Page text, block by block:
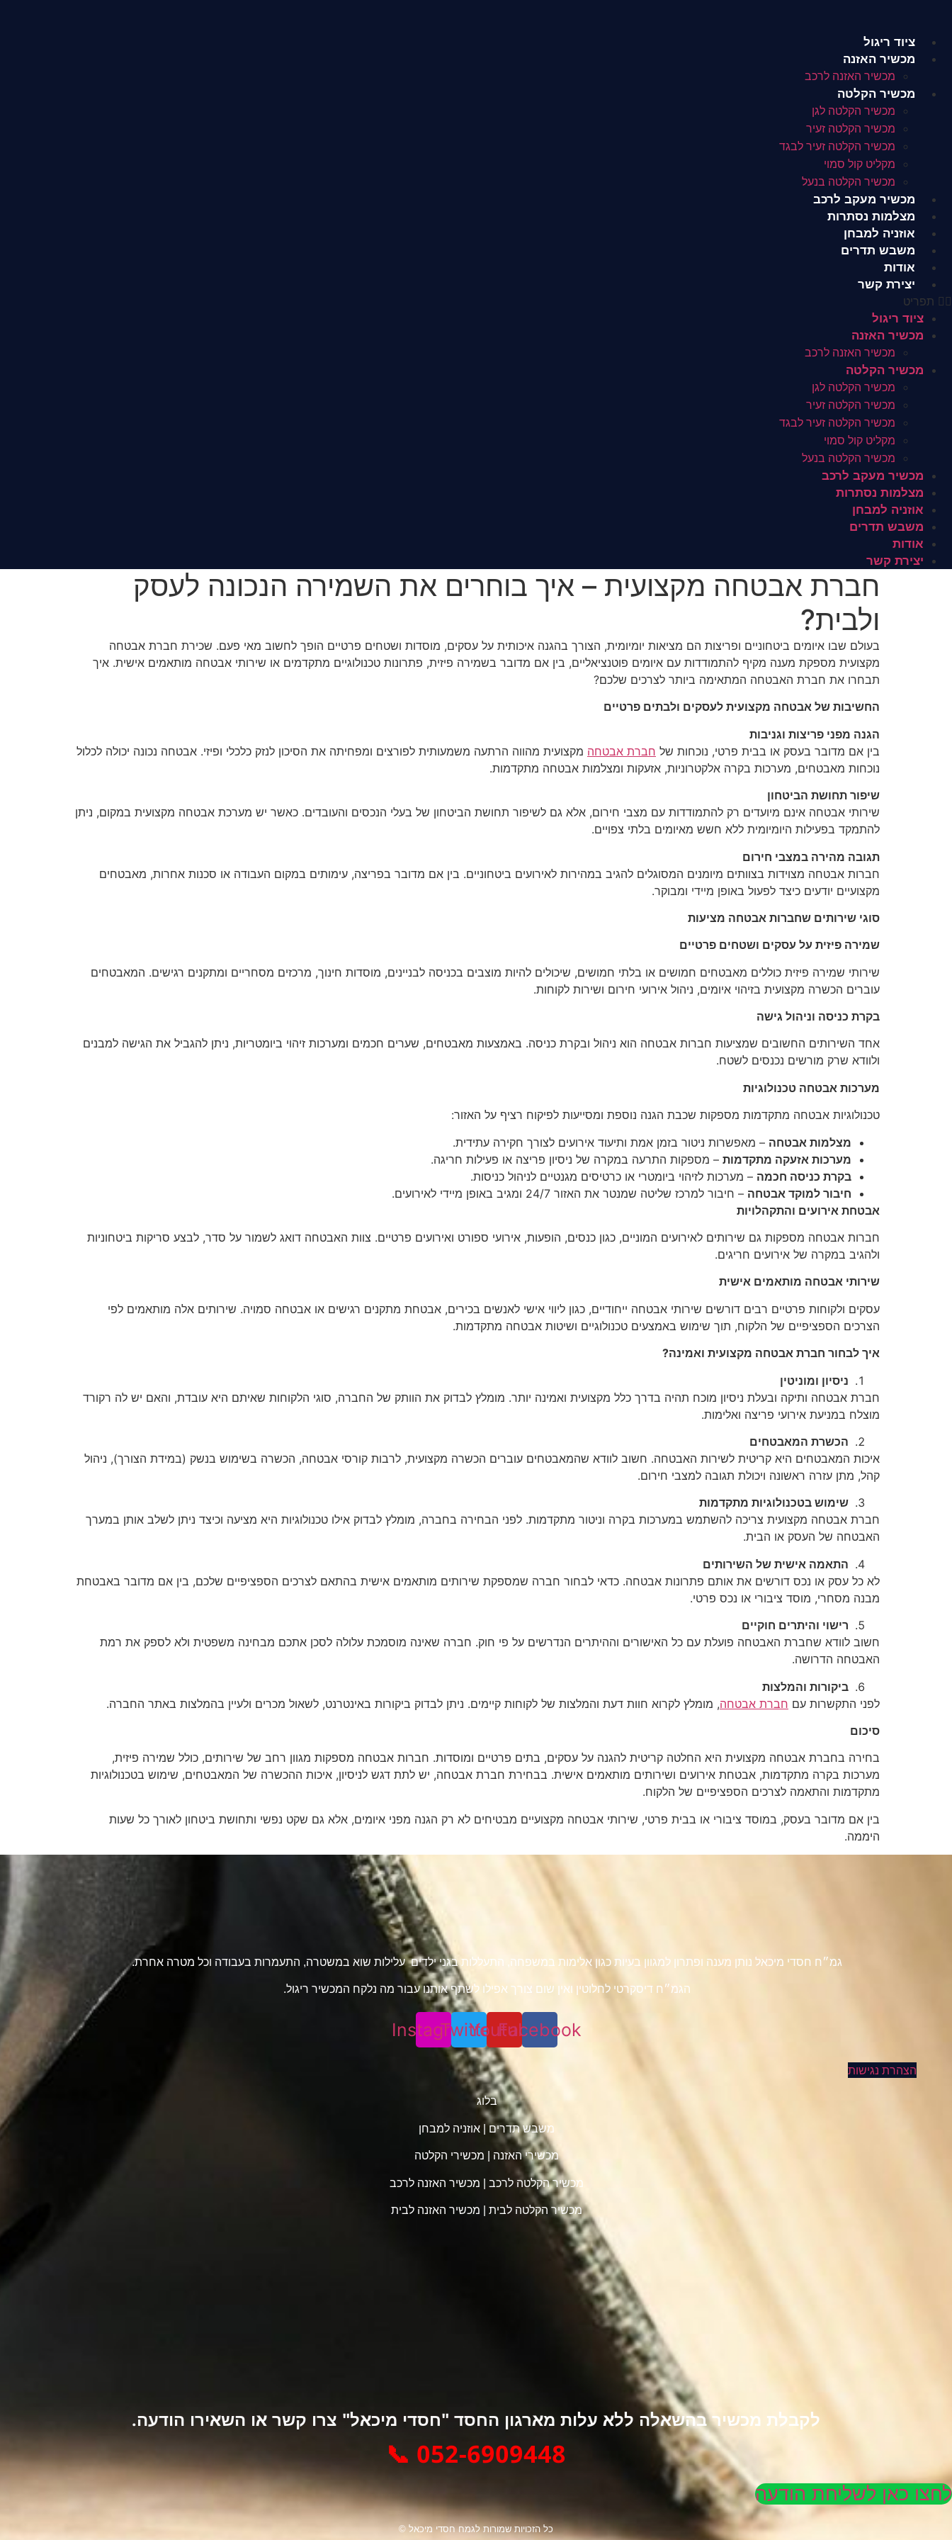
ציוד ריגול
מכשיר האזנה
מכשיר האזנה לרכב
מכשיר הקלטה
מכשיר הקלטה לגן
מכשיר הקלטה זעיר
מכשיר הקלטה זעיר לבגד
מקליט קול סמוי
מכשיר הקלטה בנעל
מכשיר מעקב לרכב
מצלמות נסתרות
אוזניה למבחן
משבש תדרים
אודות
יצירת קשר
תפריט
ציוד ריגול
מכשיר האזנה
מכשיר האזנה לרכב
מכשיר הקלטה
מכשיר הקלטה לגן
מכשיר הקלטה זעיר
מכשיר הקלטה זעיר לבגד
מקליט קול סמוי
מכשיר הקלטה בנעל
מכשיר מעקב לרכב
מצלמות נסתרות
אוזניה למבחן
משבש תדרים
אודות
יצירת קשר
חברת אבטחה מקצועית – איך בוחרים את השמירה הנכונה לעסק
ולבית?
בעולם שבו איומים ביטחוניים ופריצות הם מציאות יומיומית, הצורך בהגנה איכותית על עסקים, מוסדות ושטחים פרטיים הופך לחשוב מאי פעם. שכירת חברת אבטחה
מקצועית מספקת מענה מקיף להתמודדות עם איומים פוטנציאליים, בין אם מדובר בשמירה פיזית, פתרונות טכנולוגיים מתקדמים או שירותי אבטחה מותאמים אישית. איך
תבחרו את חברת האבטחה המתאימה ביותר לצרכים שלכם?
החשיבות של אבטחה מקצועית לעסקים ולבתים פרטיים
הגנה מפני פריצות וגניבות
בין אם מדובר בעסק או בבית פרטי, נוכחות של חברת אבטחה מקצועית מהווה הרתעה משמעותית לפורצים ומפחיתה את הסיכון לנזק כלכלי ופיזי. אבטחה נכונה יכולה לכלול
נוכחות מאבטחים, מערכות בקרה אלקטרוניות, אזעקות ומצלמות אבטחה מתקדמות.
שיפור תחושת הביטחון
שירותי אבטחה אינם מיועדים רק להתמודדות עם מצבי חירום, אלא גם לשיפור תחושת הביטחון של בעלי הנכסים והעובדים. כאשר יש מערכת אבטחה מקצועית במקום, ניתן
להתמקד בפעילות היומיומית ללא חשש מאיומים בלתי צפויים.
תגובה מהירה במצבי חירום
חברות אבטחה מצוידות בצוותים מיומנים המסוגלים להגיב במהירות לאירועים ביטחוניים. בין אם מדובר בפריצה, עימותים במקום העבודה או סכנות אחרות, מאבטחים
מקצועיים יודעים כיצד לפעול באופן מיידי ומבוקר.
סוגי שירותים שחברות אבטחה מציעות
שמירה פיזית על עסקים ושטחים פרטיים
שירותי שמירה פיזית כוללים מאבטחים חמושים או בלתי חמושים, שיכולים להיות מוצבים בכניסה לבניינים, מוסדות חינוך, מרכזים מסחריים ומתקנים רגישים. המאבטחים
עוברים הכשרה מקצועית בזיהוי איומים, ניהול אירועי חירום ושירות לקוחות.
בקרת כניסה וניהול גישה
אחד השירותים החשובים שמציעות חברות אבטחה הוא ניהול ובקרת כניסה. באמצעות מאבטחים, שערים חכמים ומערכות זיהוי ביומטריות, ניתן להגביל את הגישה למבנים
ולוודא שרק מורשים נכנסים לשטח.
מערכות אבטחה טכנולוגיות
טכנולוגיות אבטחה מתקדמות מספקות שכבת הגנה נוספת ומסייעות לפיקוח רציף על האזור:
מצלמות אבטחה – מאפשרות ניטור בזמן אמת ותיעוד אירועים לצורך חקירה עתידית.
מערכות אזעקה מתקדמות – מספקות התרעה במקרה של ניסיון פריצה או פעילות חריגה.
בקרת כניסה חכמה – מערכות לזיהוי ביומטרי או כרטיסים מגנטיים לניהול כניסות.
חיבור למוקד אבטחה – חיבור למרכז שליטה שמנטר את האזור 24/7 ומגיב באופן מיידי לאירועים.
אבטחת אירועים והתקהלויות
חברות אבטחה מספקות גם שירותים לאירועים המוניים, כגון כנסים, הופעות, אירועי ספורט ואירועים פרטיים. צוות האבטחה דואג לשמור על סדר, לבצע סריקות ביטחוניות
ולהגיב במקרה של אירועים חריגים.
שירותי אבטחה מותאמים אישית
עסקים ולקוחות פרטיים רבים דורשים שירותי אבטחה ייחודיים, כגון ליווי אישי לאנשים בכירים, אבטחת מתקנים רגישים או אבטחה סמויה. שירותים אלה מותאמים לפי
הצרכים הספציפיים של הלקוח, תוך שימוש באמצעים טכנולוגיים ושיטות אבטחה מתקדמות.
איך לבחור חברת אבטחה מקצועית ואמינה?
ניסיון ומוניטין
חברת אבטחה ותיקה ובעלת ניסיון מוכח תהיה בדרך כלל מקצועית ואמינה יותר. מומלץ לבדוק את הוותק של החברה, סוגי הלקוחות שאיתם היא עובדת, והאם יש לה רקורד
מוצלח במניעת אירועי פריצה ואלימות.
הכשרת המאבטחים
איכות המאבטחים היא קריטית לשירות האבטחה. חשוב לוודא שהמאבטחים עוברים הכשרה מקצועית, לרבות קורסי אבטחה, הכשרה בשימוש בנשק (במידת הצורך), ניהול
קהל, מתן עזרה ראשונה ויכולת תגובה למצבי חירום.
שימוש בטכנולוגיות מתקדמות
חברת אבטחה מקצועית צריכה להשתמש במערכות בקרה וניטור מתקדמות. לפני הבחירה בחברה, מומלץ לבדוק אילו טכנולוגיות היא מציעה וכיצד ניתן לשלב אותן במערך
האבטחה של העסק או הבית.
התאמה אישית של השירותים
לא כל עסק או נכס דורשים את אותם פתרונות אבטחה. כדאי לבחור חברה שמספקת שירותים מותאמים אישית בהתאם לצרכים הספציפיים שלכם, בין אם מדובר באבטחת
מבנה מסחרי, מוסד ציבורי או נכס פרטי.
רישוי והיתרים חוקיים
חשוב לוודא שחברת האבטחה פועלת עם כל האישורים וההיתרים הנדרשים על פי חוק. חברה שאינה מוסמכת עלולה לסכן אתכם מבחינה משפטית ולא לספק את רמת
האבטחה הדרושה.
ביקורות והמלצות
לפני התקשרות עם חברת אבטחה, מומלץ לקרוא חוות דעת והמלצות של לקוחות קיימים. ניתן לבדוק ביקורות באינטרנט, לשאול מכרים ולעיין בהמלצות באתר החברה.
סיכום
בחירה בחברת אבטחה מקצועית היא החלטה קריטית להגנה על עסקים, בתים פרטיים ומוסדות. חברות אבטחה מספקות מגוון רחב של שירותים, כולל שמירה פיזית,
מערכות בקרה מתקדמות, אבטחת אירועים ושירותים מותאמים אישית. בבחירת חברת אבטחה, יש לתת דגש לניסיון, איכות ההכשרה של המאבטחים, שימוש בטכנולוגיות
מתקדמות והתאמה לצרכים הספציפיים של הלקוח.
בין אם מדובר בעסק, במוסד ציבורי או בבית פרטי, שירותי אבטחה מקצועיים מבטיחים לא רק הגנה מפני איומים, אלא גם שקט נפשי ותחושת ביטחון לאורך כל שעות
היממה.
גמ״ח חסדי מיכאל נותן מענה ופתרון למגוון בעיות כגון אלימות במשפחה, התעללות בגני ילדים עלילות שוא במשטרה, התעמרות בעבודה וכל מטרה אחרת.
הגמ״ח דיסקרטי לחלוטין ואין שום צורך אפילו לשתף אותנו עבור מה נלקח המכשיר ריגול.
Facebook
Youtube
Twitter
Instagram
הצהרת נגישות
בלוג
משבש תדרים| אוזניה למבחן
מכשירי האזנה מכשירי הקלטה
מכשיר הקלטה לרכב מכשיר האזנה לרכב
מכשיר הקלטה לבית מכשיר האזנה לבית
לקבלת מכשיר בהשאלה ללא עלות מארגון החסד "חסדי מיכאל" צרו קשר או השאירו הודעה.
052-6909448 📞
לחצו כאן לשליחת הודעה
כל הזכויות שמורות לגמח חסדי מיכאל ©